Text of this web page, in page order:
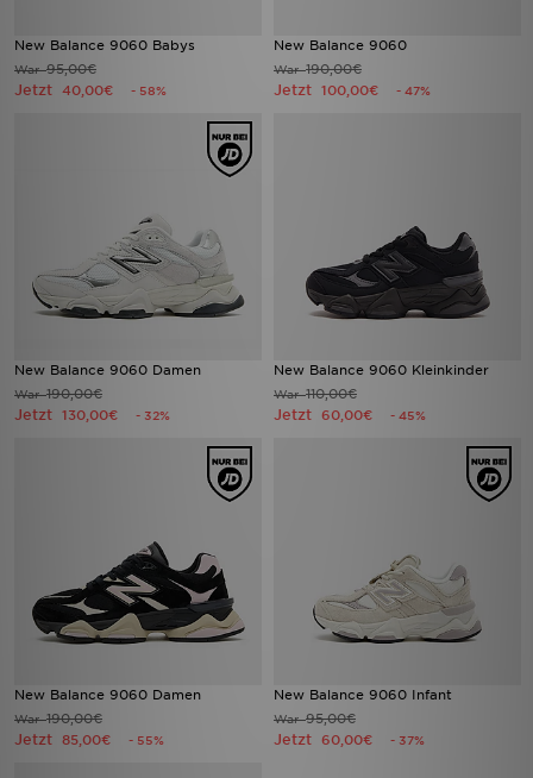
New Balance 9060 Babys
War95,00€
Jetzt 40,00€ - 58%
New Balance 9060
War190,00€
Jetzt 100,00€ - 47%
New Balance 9060 Damen
War190,00€
Jetzt 130,00€ - 32%
New Balance 9060 Kleinkinder
War110,00€
Jetzt 60,00€ - 45%
New Balance 9060 Damen
War190,00€
Jetzt 85,00€ - 55%
New Balance 9060 Infant
War95,00€
Jetzt 60,00€ - 37%